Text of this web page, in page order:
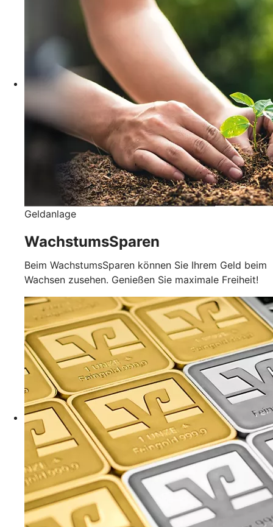
Geldanlage
WachstumsSparen
Beim WachstumsSparen können Sie Ihrem Geld beim
Wachsen zusehen. Genießen Sie maximale Freiheit!